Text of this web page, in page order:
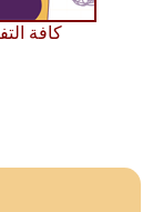
كافة